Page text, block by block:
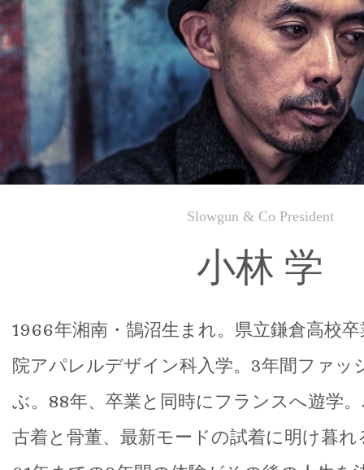
Slowgun & Co President
小林 学
1966年湘南・鵠沼生まれ。県立鎌倉高校
院アパレルデザイン科入学。3年間ファッ
ぶ。88年、卒業と同時にフランスへ遊学
古着と骨董、最新モードの試着に明け暮